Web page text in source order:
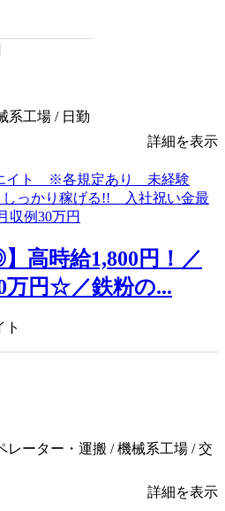
系工場 / 日勤
詳細を表示
高時給1,800円！／
万円☆／鉄粉の...
ト
レーター・運搬 / 機械系工場 / 交
詳細を表示